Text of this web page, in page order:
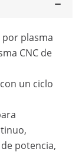
por plasma
CNC de
un ciclo
potencia,